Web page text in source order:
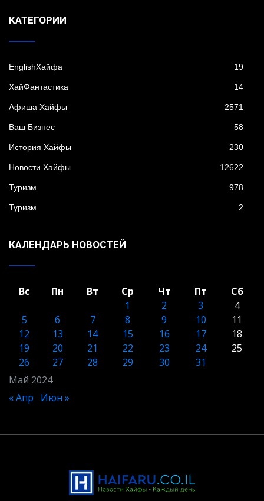
KАТЕГОРИИ
EnglishХайфа 19
XайФантастика 14
Афиша Хайфы 2571
Ваш Бизнес 58
История Хайфы 230
Новости Хайфы 12622
Туризм 978
Туризм 2
КАЛЕНДАРЬ НОВОСТЕЙ
Май 2024
Вс Пн Вт Ср Чт Пт
Сб
1
2 3
4
5
6 7 8 9 10
11
12
13 14 15 16 17
18
19
20 21 22 23 24
25
26
27 28 29 30 31
« Апр Июн »